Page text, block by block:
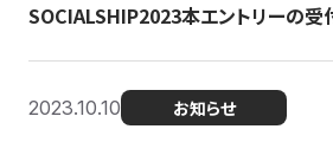
SOCIALSHIP2023本エントリーの受
2023.10.10 お知らせ